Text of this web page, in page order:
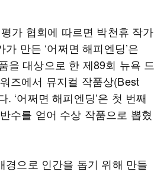
가 협회에 따르면 박천휴 작가
만든 ‘어쩌면 해피엔딩’은
을 대상으로 한 제89회 뉴욕 드
즈에서 뮤지컬 작품상(Best
. ‘어쩌면 해피엔딩’은 첫 번째
수를 얻어 수상 작품으로 뽑혔
경으로 인간을 돕기 위해 만들